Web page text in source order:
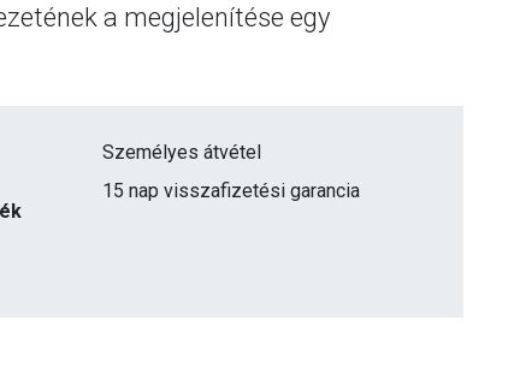
a megjelenítése egy
Személyes átvétel
15 nap visszafizetési garancia